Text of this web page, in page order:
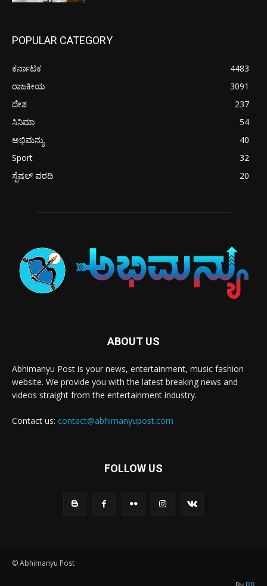
POPULAR CATEGORY
ಕರ್ನಾಟಕ
4483
ರಾಜಕೀಯ
3091
ದೇಶ
237
ಸಿನಿಮಾ
54
ಅಭಿಮನ್ಯು
40
Sport
32
ಸ್ಪೆಷಲ್ ವರದಿ
20
ABOUT US
Abhimanyu Post is your news, entertainment, music fashion
website. We provide you with the latest breaking news and
videos straight from the entertainment industry.
Contact us: contact@abhimanyupost.com
FOLLOW US
© Abhimanyu Post